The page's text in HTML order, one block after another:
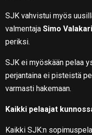
SJK vahvistui myös
valmentajaSimo
periksi.
SJK ei myöskään pelaa
perjantaina ei pisteistä
varmasti hakemaan.
Kaikki pelaajat
Kaikki SJK:n